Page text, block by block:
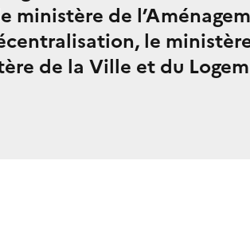
ministère de
le
de la Ville et du